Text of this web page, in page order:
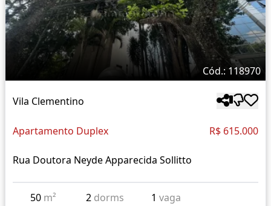
Cód.: 118970
Vila Clementino
Apartamento Duplex R$ 615.000
Rua Doutora Neyde Apparecida Sollitto
50 m² 2 dorms 1vaga